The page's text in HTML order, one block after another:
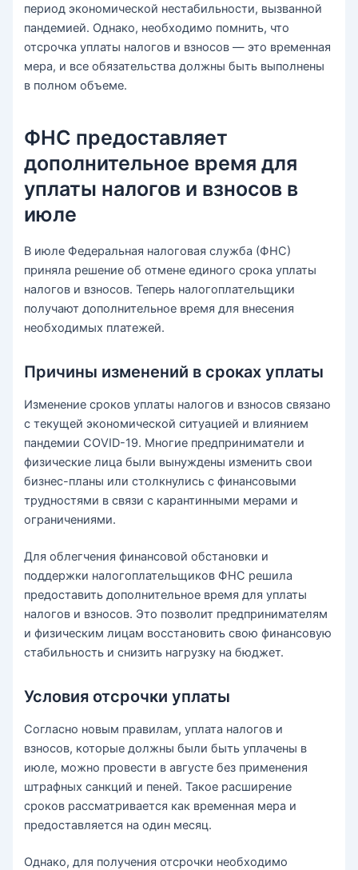
период экономической нестабильности, вызванной
пандемией. Однако, необходимо помнить, что
отсрочка уплаты налогов и взносов — это временная
мера, и все обязательства должны быть выполнены
в полном объеме.
ФНС предоставляет
дополнительное время для
уплаты налогов и взносов в
июле
В июле Федеральная налоговая служба (ФНС)
приняла решение об отмене единого срока уплаты
налогов и взносов. Теперь налогоплательщики
получают дополнительное время для внесения
необходимых платежей.
Причины изменений в сроках уплаты
Изменение сроков уплаты налогов и взносов связано
с текущей экономической ситуацией и влиянием
пандемии COVID-19. Многие предприниматели и
физические лица были вынуждены изменить свои
бизнес-планы или столкнулись с финансовыми
трудностями в связи с карантинными мерами и
ограничениями.
Для облегчения финансовой обстановки и
поддержки налогоплательщиков ФНС решила
предоставить дополнительное время для уплаты
налогов и взносов. Это позволит предпринимателям
и физическим лицам восстановить свою финансовую
стабильность и снизить нагрузку на бюджет.
Условия отсрочки уплаты
Согласно новым правилам, уплата налогов и
взносов, которые должны были быть уплачены в
июле, можно провести в августе без применения
штрафных санкций и пеней. Такое расширение
сроков рассматривается как временная мера и
предоставляется на один месяц.
Однако, для получения отсрочки необходимо